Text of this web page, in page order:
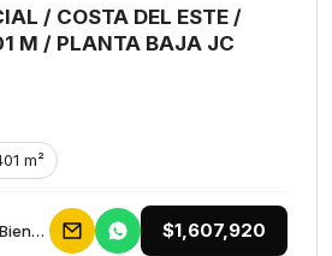
/ COSTA DEL ESTE /
M / PLANTA BAJA JC
m²
Galceb Group Bienes Raices $1,607,920